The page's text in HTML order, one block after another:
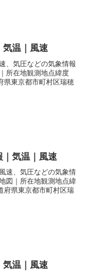
気温｜風速
、気圧などの気象情報
所在地観測地点緯度
県東京都市町村区瑞穂
気温｜風速
速、気圧などの気象情
図｜所在地観測地点緯
府県東京都市町村区瑞
気温｜風速